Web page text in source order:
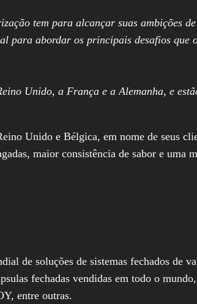
tem para alcançar suas ambições
para abordar os principais desafios que
Unido, a França e a Alemanha, e
Unido e Bélgica, em nome de seus
maior consistência de sabor e uma
de soluções de sistemas fechados de
fechadas vendidas em todo o
entre outras.